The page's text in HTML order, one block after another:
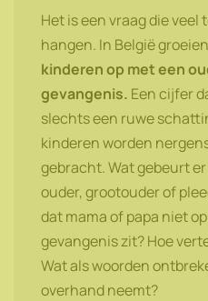
Het is een vraag die
hangen. In België
kinderen op met een
gevangenis. Een cijfer
slechts een ruwe
kinderen worden
gebracht. Wat gebeurt
ouder, grootouder of
dat mama of papa niet
gevangenis zit? Hoe
Wat als woorden
overhand neemt?